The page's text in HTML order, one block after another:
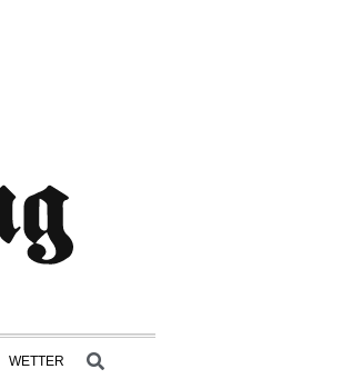
WETTER